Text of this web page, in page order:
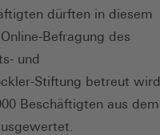
dürften in diesem
Befragung des
und
Stiftung betreut wird.
Beschäftigten aus dem